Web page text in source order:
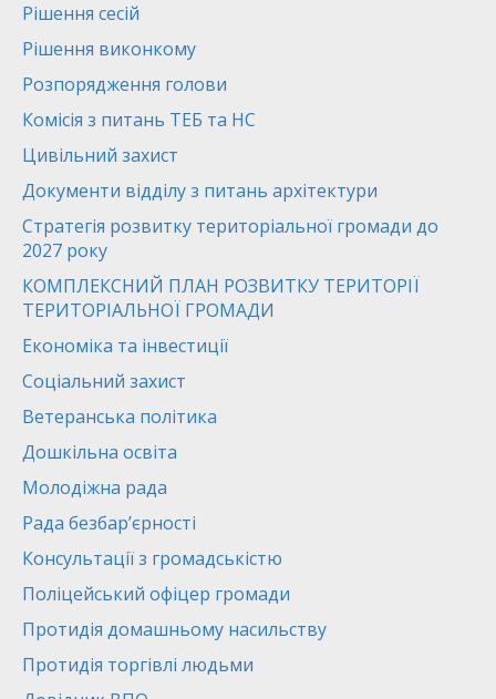
Рішення сесій
Рішення виконкому
Розпорядження голови
Комісія з питань ТЕБ та НС
Цивільний захист
Документи відділу з питань архітектури
Стратегія розвитку територіальної громади до
2027 року
КОМПЛЕКСНИЙ ПЛАН РОЗВИТКУ ТЕРИТОРІЇ
ТЕРИТОРІАЛЬНОЇ ГРОМАДИ
Економіка та інвестиції
Соціальний захист
Ветеранська політика
Дошкільна освіта
Молодіжна рада
Рада безбар’єрності
Консультації з громадськістю
Поліцейський офіцер громади
Протидія домашньому насильству
Протидія торгівлі людьми